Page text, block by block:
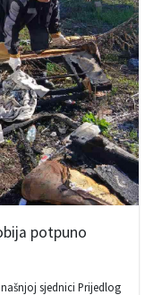
potpuno
sjednici Prijedlog